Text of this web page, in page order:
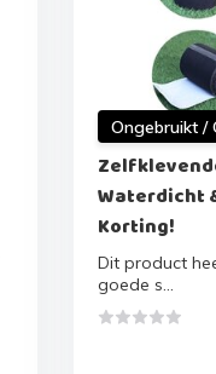
Ongebruikt /
Waterdicht
Korting!
Dit product
goede s...